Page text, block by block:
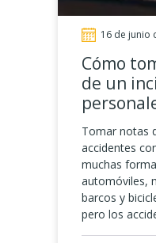
compassion,
throughout
Cómo
de un
Tomar notas
accidentes
muchas
automóviles,
barcos y
pero los
16 de junio